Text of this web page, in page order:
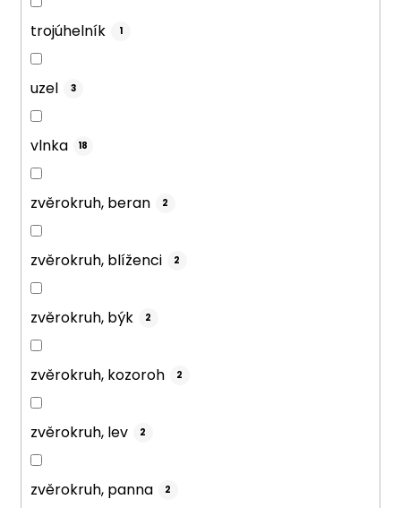
trojúhelník 1
uzel 3
vlnka 18
zvěrokruh, beran 2
zvěrokruh, blíženci 2
zvěrokruh, býk 2
zvěrokruh, kozoroh 2
zvěrokruh, lev 2
zvěrokruh, panna 2